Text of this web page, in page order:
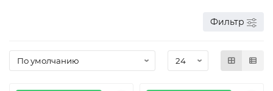
Фильтр